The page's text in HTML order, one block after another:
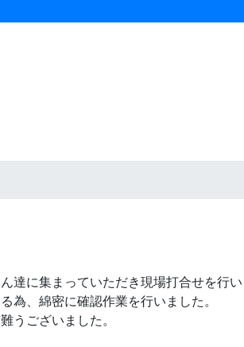
達に集まっていただき現場打合せを行い
為、綿密に確認作業を行いました。
うございました。